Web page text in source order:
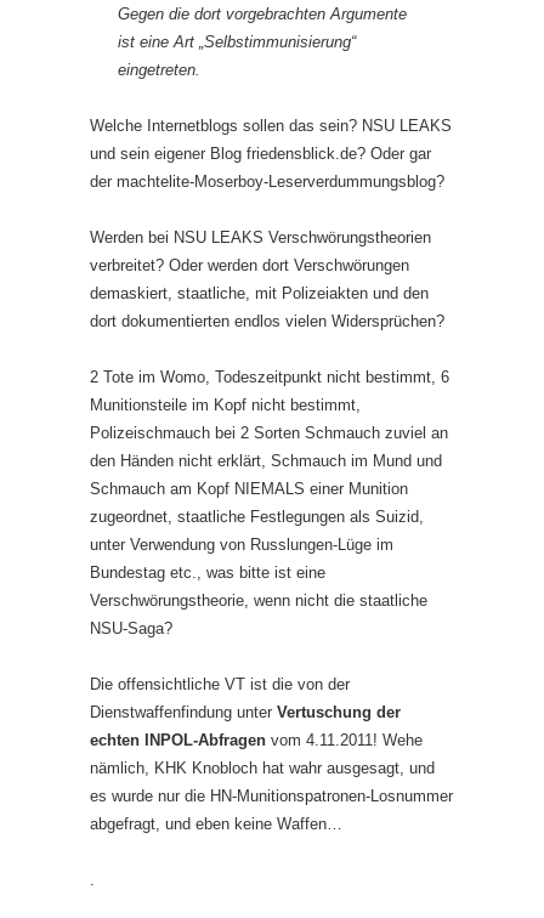
Gegen die dort vorgebrachten Argumente
ist eine Art „Selbstimmunisierung“
eingetreten.
Welche Internetblogs sollen das sein? NSU LEAKS
und sein eigener Blog friedensblick.de? Oder gar
der machtelite-Moserboy-Leserverdummungsblog?
Werden bei NSU LEAKS Verschwörungstheorien
verbreitet? Oder werden dort Verschwörungen
demaskiert, staatliche, mit Polizeiakten und den
dort dokumentierten endlos vielen Widersprüchen?
2 Tote im Womo, Todeszeitpunkt nicht bestimmt, 6
Munitionsteile im Kopf nicht bestimmt,
Polizeischmauch bei 2 Sorten Schmauch zuviel an
den Händen nicht erklärt, Schmauch im Mund und
Schmauch am Kopf NIEMALS einer Munition
zugeordnet, staatliche Festlegungen als Suizid,
unter Verwendung von Russlungen-Lüge im
Bundestag etc., was bitte ist eine
Verschwörungstheorie, wenn nicht die staatliche
NSU-Saga?
Die offensichtliche VT ist die von der
Dienstwaffenfindung unter Vertuschung der
echten INPOL-Abfragen vom 4.11.2011! Wehe
nämlich, KHK Knobloch hat wahr ausgesagt, und
es wurde nur die HN-Munitionspatronen-Losnummer
abgefragt, und eben keine Waffen…
.